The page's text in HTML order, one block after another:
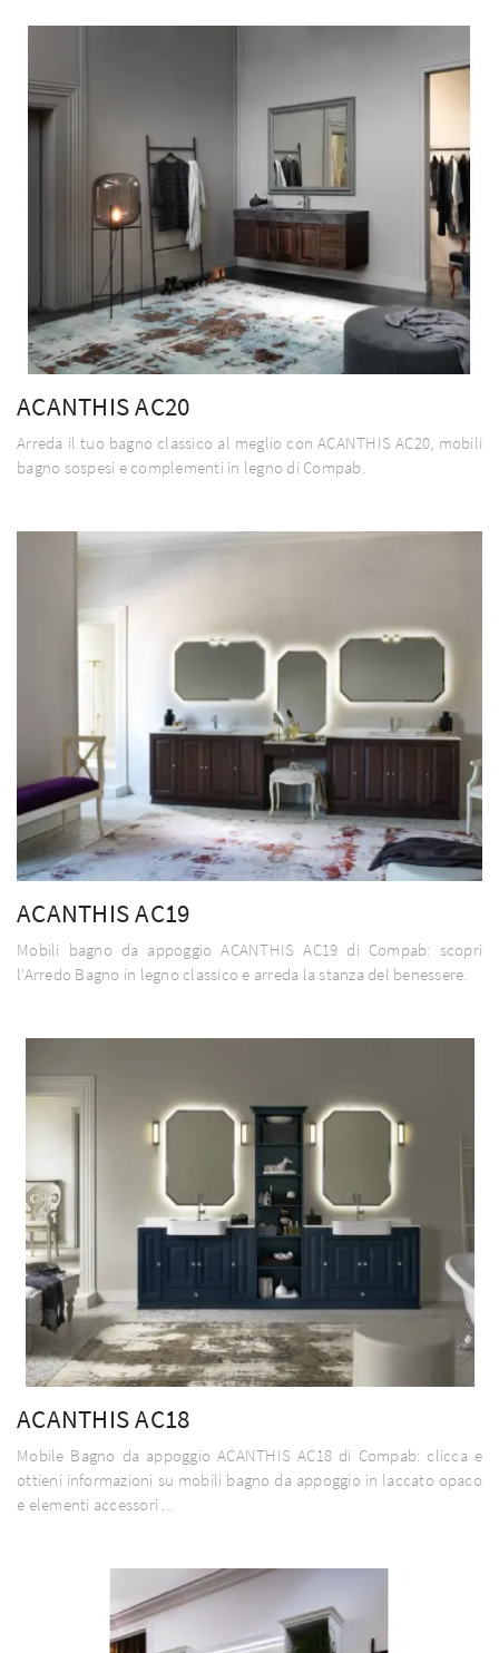
ACANTHIS AC20
Arreda il tuo bagno classico al meglio con ACANTHIS AC20, mobili
bagno sospesi e complementi in legno di Compab.
ACANTHIS AC19
Mobili bagno da appoggio ACANTHIS AC19 di Compab: scopri
l'Arredo Bagno in legno classico e arreda la stanza del benessere.
ACANTHIS AC18
Mobile Bagno da appoggio ACANTHIS AC18 di Compab: clicca e
ottieni informazioni su mobili bagno da appoggio in laccato opaco
e elementi accessori ...